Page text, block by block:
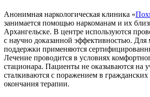
Анонимная наркологическая клиника «
занимается помощью наркоманам и их
Архангельске. В центре используются
с научно доказанной эффективностью. Для
поддержки применяются
Лечение проводится в условиях
стационара. Пациенты не оказываются на
сталкиваются с поражением в гражданских
окончания терапии.